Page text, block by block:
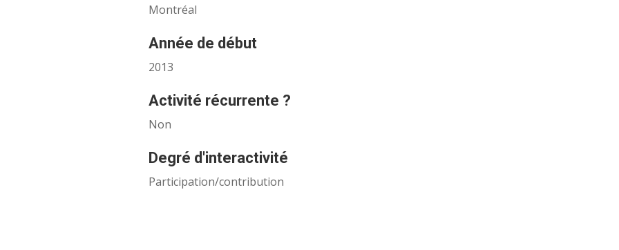
Montréal
Année de début
2013
Activité récurrente ?
Non
Degré d'interactivité
Participation/contribution